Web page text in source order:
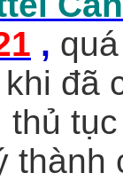
,
đã
thành